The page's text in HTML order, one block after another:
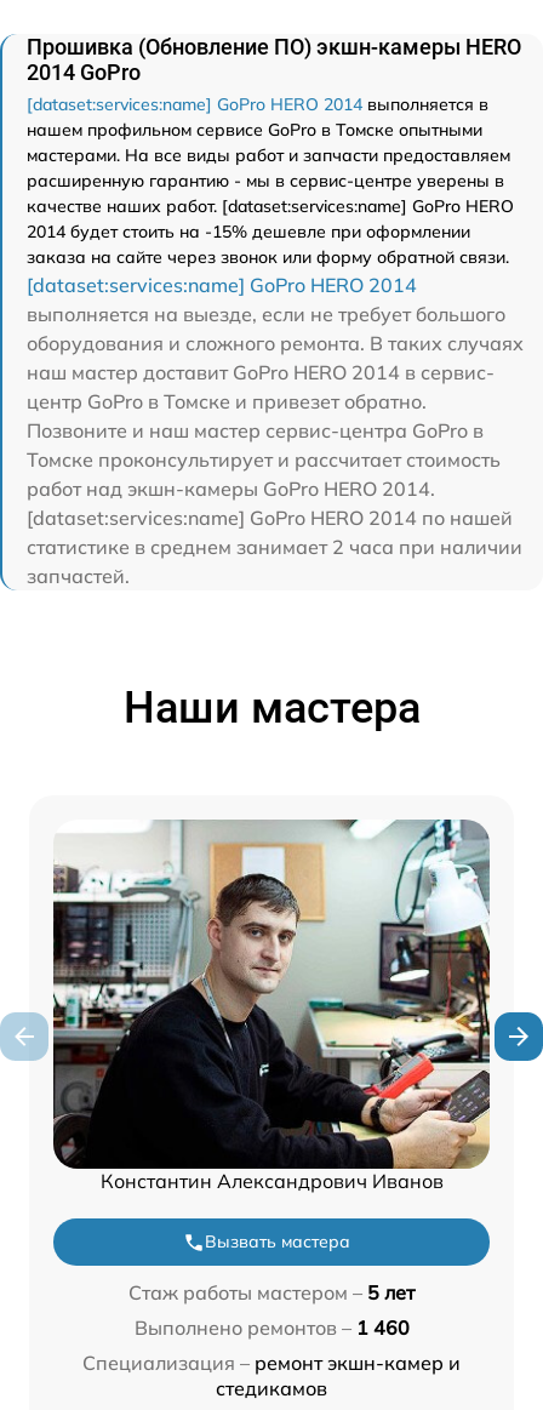
Прошивка (Обновление ПО) экшн-камеры HERO
2014 GoPro
[dataset:services:name] GoPro HERO 2014 выполняется в
нашем профильном сервисе GoPro в Томске опытными
мастерами. На все виды работ и запчасти предоставляем
расширенную гарантию - мы в сервис-центре уверены в
качестве наших работ. [dataset:services:name] GoPro HERO
2014 будет стоить на -15% дешевле при оформлении
заказа на сайте через звонок или форму обратной связи.
[dataset:services:name] GoPro HERO 2014
выполняется на выезде, если не требует большого
оборудования и сложного ремонта. В таких случаях
наш мастер доставит GoPro HERO 2014 в сервис-
центр GoPro в Томске и привезет обратно.
Позвоните и наш мастер сервис-центра GoPro в
Томске проконсультирует и рассчитает стоимость
работ над экшн-камеры GoPro HERO 2014.
[dataset:services:name] GoPro HERO 2014 по нашей
статистике в среднем занимает 2 часа при наличии
запчастей.
Наши мастера
Константин Александрович Иванов
Вызвать мастера
Стаж работы мастером – 5 лет
Выполнено ремонтов – 1 460
Специализация – ремонт экшн-камер и
стедикамов